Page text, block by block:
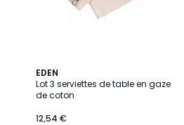
EDEN
Lot 3 serviettes de table en gaze
de coton
12,54 €